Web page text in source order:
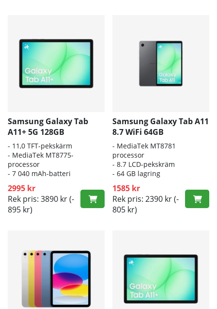
Samsung Galaxy Tab
A11+ 5G 128GB
- 11,0 TFT-pekskärm
- MediaTek MT8775-
processor
- 7 040 mAh-batteri
2995 kr
Rek pris: 3890 kr(-
895 kr)
Samsung Galaxy Tab A11
8.7 WiFi 64GB
- MediaTek MT8781
processor
- 8.7 LCD-pekskräm
- 64 GB lagring
1585 kr
Rek pris: 2390 kr(-
805 kr)